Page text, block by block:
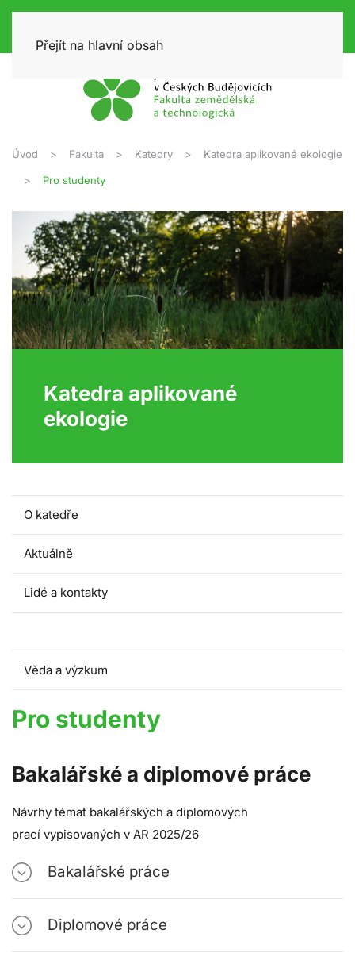
Přejít na hlavní obsah
Úvod Fakulta Katedry Katedra aplikované ekologie
Pro studenty
Katedra aplikované
ekologie
O katedře
Aktuálně
Lidé a kontakty
Věda a výzkum
Pro studenty
Bakalářské a diplomové práce
Návrhy témat bakalářských a diplomových
prací vypisovaných v AR 2025/26
Bakalářské práce
Diplomové práce